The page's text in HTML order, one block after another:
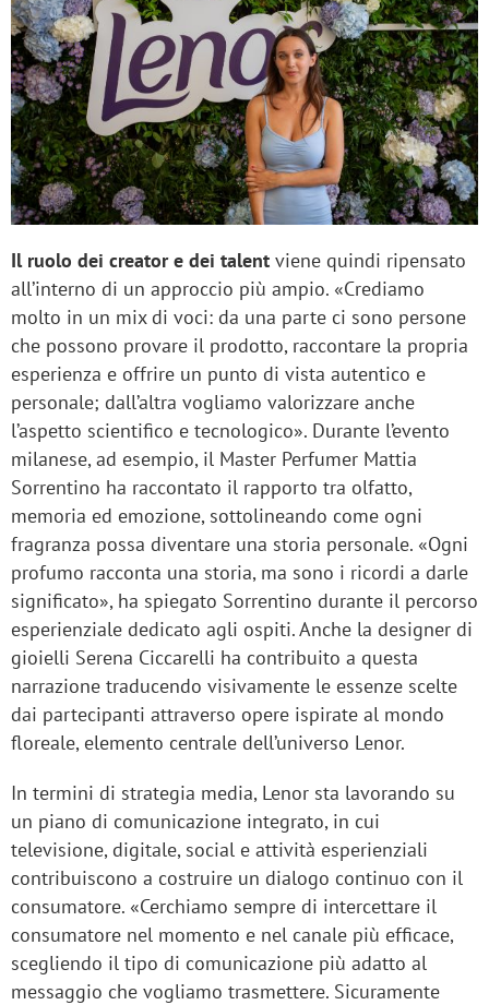
Il ruolo dei creator e dei talent viene quindi ripensato
all’interno di un approccio più ampio. «Crediamo
molto in un mix di voci: da una parte ci sono persone
che possono provare il prodotto, raccontare la propria
esperienza e offrire un punto di vista autentico e
personale; dall’altra vogliamo valorizzare anche
l’aspetto scientifico e tecnologico». Durante l’evento
milanese, ad esempio, il Master Perfumer Mattia
Sorrentino ha raccontato il rapporto tra olfatto,
memoria ed emozione, sottolineando come ogni
fragranza possa diventare una storia personale. «Ogni
profumo racconta una storia, ma sono i ricordi a darle
significato», ha spiegato Sorrentino durante il percorso
esperienziale dedicato agli ospiti. Anche la designer di
gioielli Serena Ciccarelli ha contribuito a questa
narrazione traducendo visivamente le essenze scelte
dai partecipanti attraverso opere ispirate al mondo
floreale, elemento centrale dell’universo Lenor.
In termini di strategia media, Lenor sta lavorando su
un piano di comunicazione integrato, in cui
televisione, digitale, social e attività esperienziali
contribuiscono a costruire un dialogo continuo con il
consumatore. «Cerchiamo sempre di intercettare il
consumatore nel momento e nel canale più efficace,
scegliendo il tipo di comunicazione più adatto al
messaggio che vogliamo trasmettere. Sicuramente